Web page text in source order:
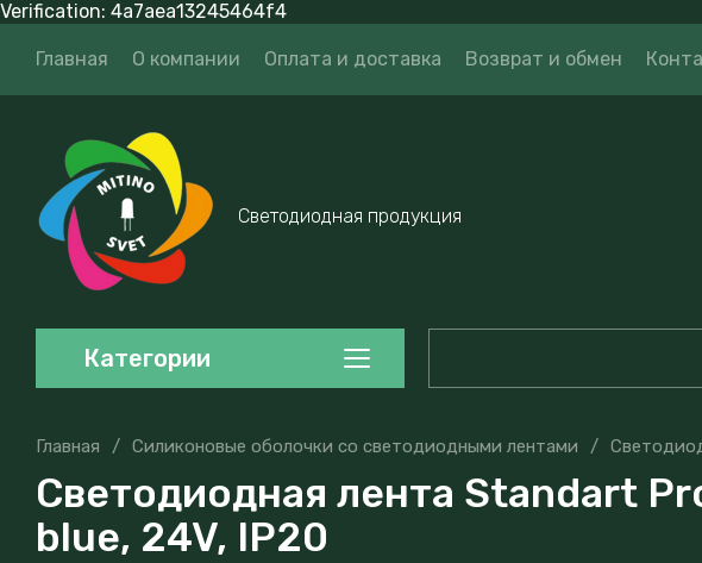
Verification: 4a7aea13245464f4
Главная О компании Оплата и доставка Возврат и обмен
Светодиодная продукция
Категории
Главная / Силиконовые оболочки со светодиодными лентами /
Светодиодная лента Standart
blue, 24V, IP20